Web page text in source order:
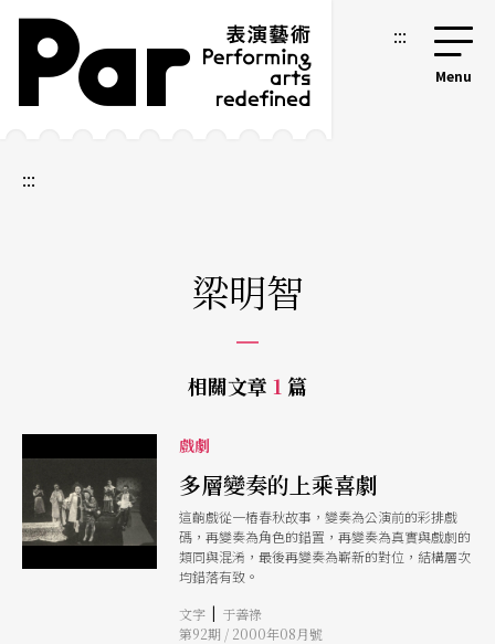
跳到主要內容區塊
網站導覽 :::
:::
梁明智
相關文章 1 篇
戲劇
多層變奏的上乘喜劇
這齣戲從一樁春秋故事，變奏為公演前的彩排戲
碼，再變奏為角色的錯置，再變奏為真實與戲劇的
類同與混淆，最後再變奏為嶄新的對位，結構層次
均錯落有致。
文字 | 于善祿
第92期 / 2000年08月號